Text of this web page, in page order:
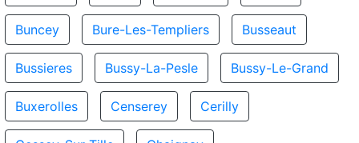
Buncey Bure-Les-Templiers Busseaut
Bussieres Bussy-La-Pesle Bussy-Le-Grand
Buxerolles Censerey Cerilly